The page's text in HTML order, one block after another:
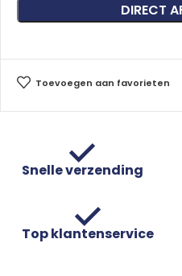
DIRECT
Toevoegen aan favorieten
Snelle verzending
Top klantenservice